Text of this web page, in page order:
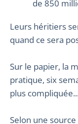
de 850
Leurs héritiers
quand ce sera
Sur le papier, la
pratique, six
plus
Selon une